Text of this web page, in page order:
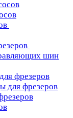
шин
фрезеров
для фрезеров